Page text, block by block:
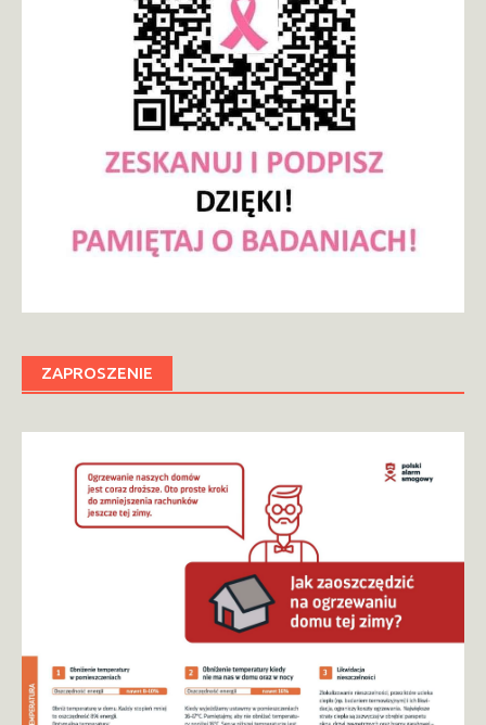
ZAPROSZENIE